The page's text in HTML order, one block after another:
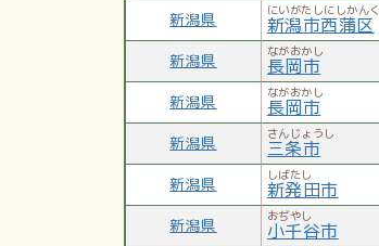
新潟県 にいがたしにしかんく
新潟市西蒲区
新潟県 ながおかし
長岡市
新潟県 ながおかし
長岡市
新潟県 さんじょうし
三条市
新潟県 しばたし
新発田市
新潟県 おぢやし
小千谷市